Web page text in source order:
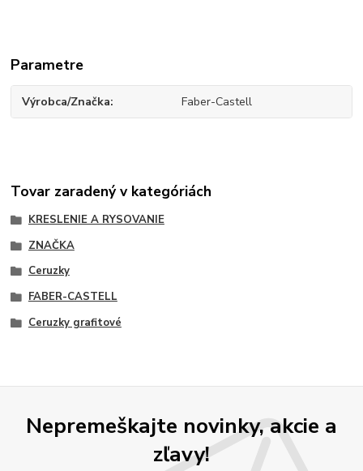
Parametre
Výrobca/Značka Faber-Castell
Tovar zaradený v kategóriách
KRESLENIE A RYSOVANIE
ZNAČKA
Ceruzky
FABER-CASTELL
Ceruzky grafitové
Nepremeškajte novinky, akcie a
zľavy!